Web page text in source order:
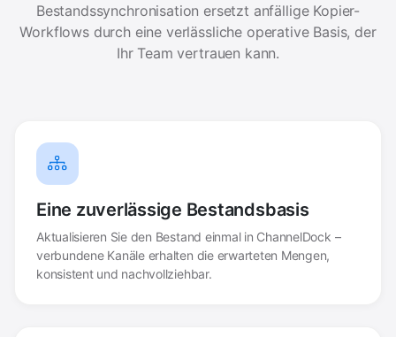
Bestandssynchronisation ersetzt anfällige Kopier-
Workflows durch eine verlässliche operative Basis, der
Ihr Team vertrauen kann.
Eine zuverlässige Bestandsbasis
Aktualisieren Sie den Bestand einmal in ChannelDock –
verbundene Kanäle erhalten die erwarteten Mengen,
konsistent und nachvollziehbar.